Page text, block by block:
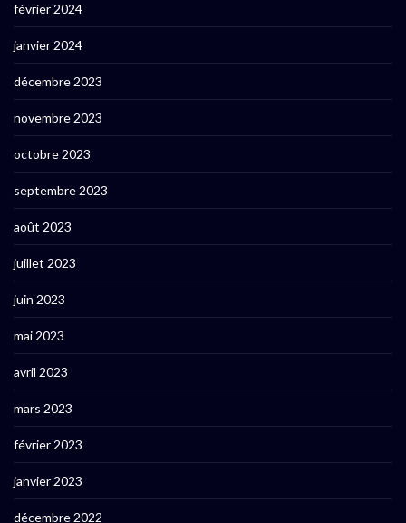
février 2024
janvier 2024
décembre 2023
novembre 2023
octobre 2023
septembre 2023
août 2023
juillet 2023
juin 2023
mai 2023
avril 2023
mars 2023
février 2023
janvier 2023
décembre 2022